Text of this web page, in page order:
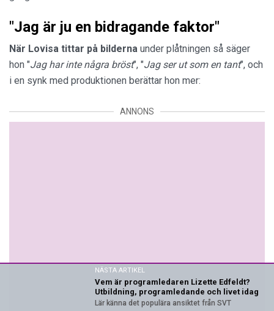
"Jag är ju en bidragande faktor"
När Lovisa tittar på bilderna under plåtningen så säger
hon "Jag har inte några bröst", "Jag ser ut som en tant", och
i en synk med produktionen berättar hon mer:
ANNONS
NÄSTA ARTIKEL
Vem är programledaren Lizette Edfeldt?
Utbildning, programledande och livet idag
Lär känna det populära ansiktet från SVT